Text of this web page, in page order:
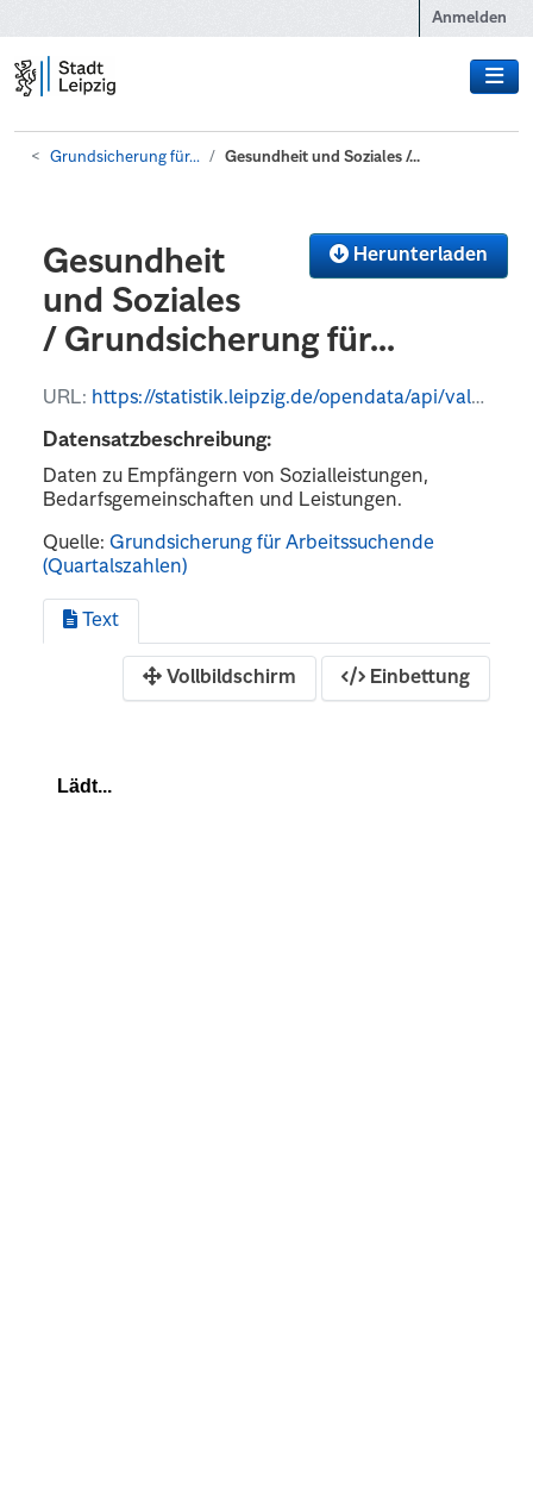
Anmelden
Grundsicherung für... Gesundheit und Soziales /...
Herunterladen
Gesundheit
und Soziales
/ Grundsicherung für...
URL: https://statistik.leipzig.de/opendata/api/values?kategorie_nr=4&rubrik_nr=4&periode=q&format=json
Datensatzbeschreibung:
Daten zu Empfängern von Sozialleistungen,
Bedarfsgemeinschaften und Leistungen.
Quelle:Grundsicherung für Arbeitssuchende
(Quartalszahlen)
Text
Vollbildschirm Einbettung